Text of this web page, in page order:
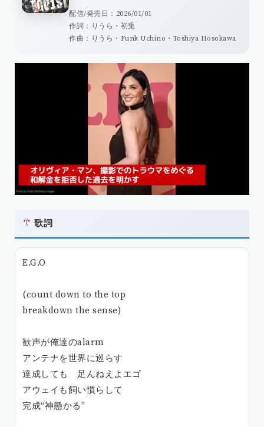
配信/発売日：2026/01/01
作詞：りうら・初兎
作曲：りうら・Funk Uchino・Toshiya Hosokawa
歌詞
E.G.O
(count down to the top
breakdown the sense)
歓声が俺達のalarm
アンテナを世界に巡らす
達成しても 足んねえよエゴ
アウェイも飼い慣らして
完成“神懸かる”